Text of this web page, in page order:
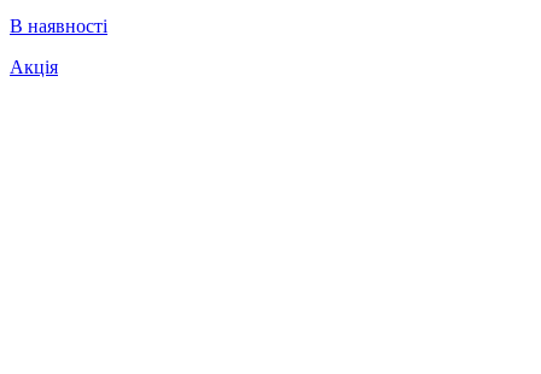
В наявності
Акція